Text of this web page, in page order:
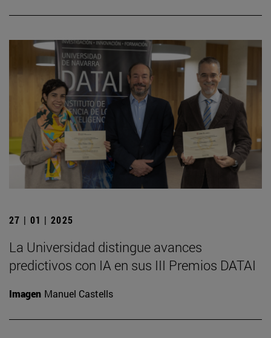
27 | 01 | 2025
La Universidad distingue avances
predictivos con IA en sus III Premios DATAI
Imagen Manuel Castells